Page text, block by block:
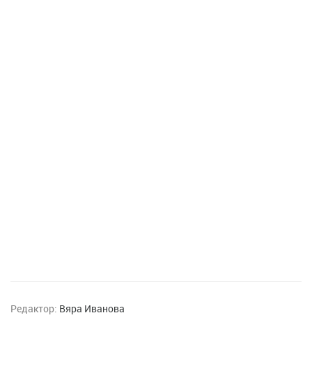
Редактор: Вяра Иванова